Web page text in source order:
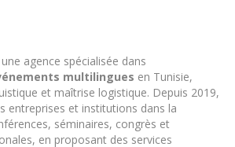
agence spécialisée dans
multilingues en Tunisie,
et maîtrise logistique. Depuis 2019,
entreprises et institutions dans la
séminaires, congrès et
en proposant des services